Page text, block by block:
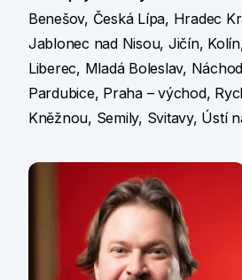
Benešov, Česká Lípa, Hradec
Jablonec nad Nisou, Jičín,
Liberec, Mladá Boleslav,
Pardubice, Praha – východ,
Kněžnou, Semily, Svitavy, Ústí